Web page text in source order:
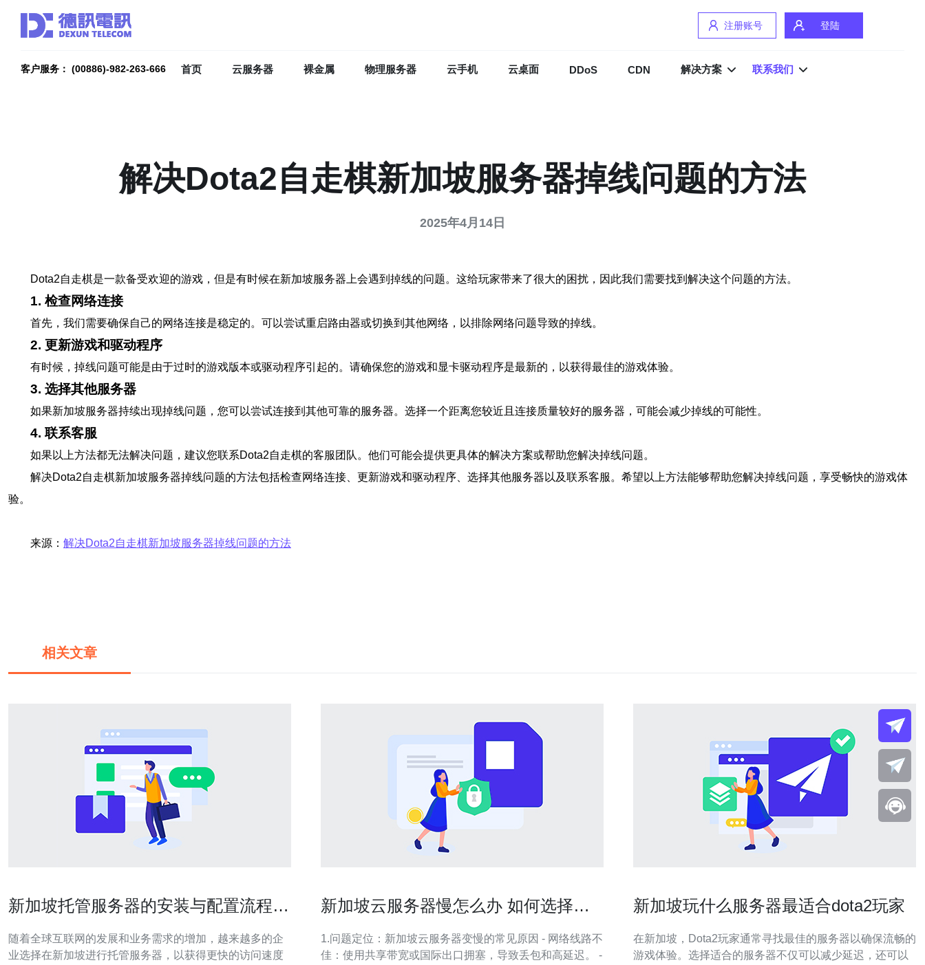
注册账号 登陆
客户服务： (00886)-982-263-666 首页 云服务器 裸金属 物理服务器 云手机 云桌面 DDoS CDN 解决方案 联系我们
解决Dota2自走棋新加坡服务器掉线问题的方法
2025年4月14日
Dota2自走棋是一款备受欢迎的游戏，但是有时候在新加坡服务器上会遇到掉线的问题。这给玩家带来了很大的困扰，因此我们需要找到解决这个问题的方法。
1. 检查网络连接
首先，我们需要确保自己的网络连接是稳定的。可以尝试重启路由器或切换到其他网络，以排除网络问题导致的掉线。
2. 更新游戏和驱动程序
有时候，掉线问题可能是由于过时的游戏版本或驱动程序引起的。请确保您的游戏和显卡驱动程序是最新的，以获得最佳的游戏体验。
3. 选择其他服务器
如果新加坡服务器持续出现掉线问题，您可以尝试连接到其他可靠的服务器。选择一个距离您较近且连接质量较好的服务器，可能会减少掉线的可能性。
4. 联系客服
如果以上方法都无法解决问题，建议您联系Dota2自走棋的客服团队。他们可能会提供更具体的解决方案或帮助您解决掉线问题。
解决Dota2自走棋新加坡服务器掉线问题的方法包括检查网络连接、更新游戏和驱动程序、选择其他服务器以及联系客服。希望以上方法能够帮助您解决掉线问题，享受畅快的游戏体
验。
来源： 解决Dota2自走棋新加坡服务器掉线问题的方法
相关文章
新加坡托管服务器的安装与配置流程详
随着全球互联网的发展和业务需求的增加，越来越多的企
业选择在新加坡进行托管服务器，以获得更快的访问速度
新加坡云服务器慢怎么办 如何选择合
1.问题定位：新加坡云服务器变慢的常见原因 - 网络线路不
佳：使用共享带宽或国际出口拥塞，导致丢包和高延迟。 -
新加坡玩什么服务器最适合dota2玩家
在新加坡，Dota2玩家通常寻找最佳的服务器以确保流畅的
游戏体验。选择适合的服务器不仅可以减少延迟，还可以